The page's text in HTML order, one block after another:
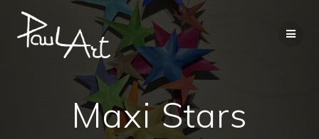
Passer
contenu
Maxi Stars